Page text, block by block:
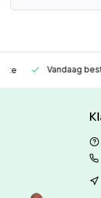
Vandaag besteld